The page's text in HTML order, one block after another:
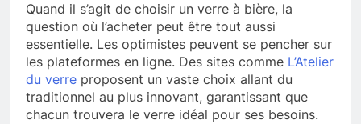
Quand il s’agit de choisir un verre à bière, la
question où l’acheter peut être tout aussi
essentielle. Les optimistes peuvent se pencher sur
les plateformes en ligne. Des sites comme L’Atelier
du verre proposent un vaste choix allant du
traditionnel au plus innovant, garantissant que
chacun trouvera le verre idéal pour ses besoins.